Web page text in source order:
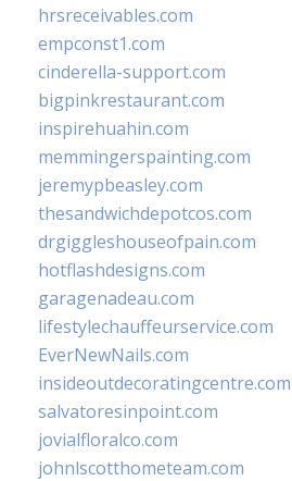
hrsreceivables.com
empconst1.com
cinderella-support.com
bigpinkrestaurant.com
inspirehuahin.com
memmingerspainting.com
jeremypbeasley.com
thesandwichdepotcos.com
drgiggleshouseofpain.com
hotflashdesigns.com
garagenadeau.com
lifestylechauffeurservice.com
EverNewNails.com
insideoutdecoratingcentre.com
salvatoresinpoint.com
jovialfloralco.com
johnlscotthometeam.com